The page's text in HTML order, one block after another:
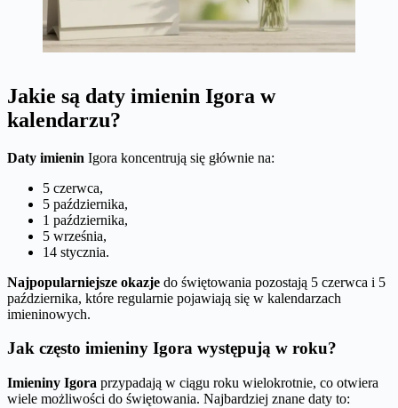
Jakie są daty imienin Igora w
kalendarzu?
Daty imienin Igora koncentrują się głównie na:
5 czerwca,
5 października,
1 października,
5 września,
14 stycznia.
Najpopularniejsze okazje do świętowania pozostają 5 czerwca i 5
października, które regularnie pojawiają się w kalendarzach
imieninowych.
Jak często imieniny Igora występują w roku?
Imieniny Igora przypadają w ciągu roku wielokrotnie, co otwiera
wiele możliwości do świętowania. Najbardziej znane daty to: